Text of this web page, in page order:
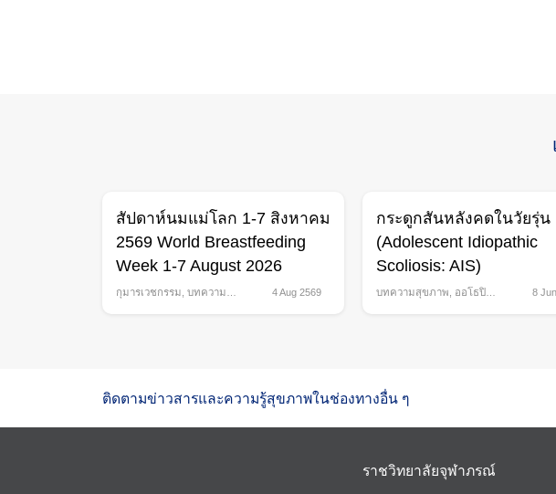
สัปดาห์นมแม่โลก 1-7 สิงหาคม
2569 World Breastfeeding
Week 1-7 August 2026
กุมารเวชกรรม บทความ
4 Aug 2569
กระดูกสันหลังคดในวัยรุ่น
(Adolescent Idiopathic
Scoliosis: AIS)
บทความสุขภาพ
ออโธปิดิ
8
ติดตามข่าวสารและความรู้สุขภาพในช่องทางอื่น ๆ
ราชวิทยาลัยจุฬาภรณ์